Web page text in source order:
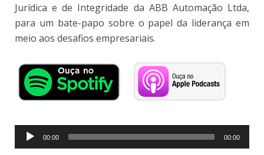
Jurídica e de Integridade da ABB Automação Ltda,
para um bate-papo sobre o papel da liderança em
meio aos desafios empresariais.
Tocador
de
00:00 00:00